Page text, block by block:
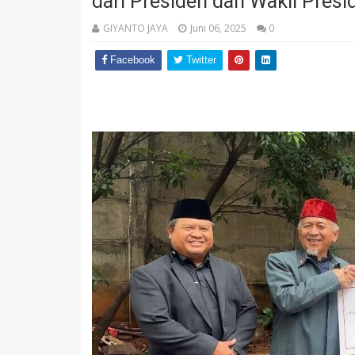
GIYANTO JAYA Juni 06, 2025 0
Facebook Twitter